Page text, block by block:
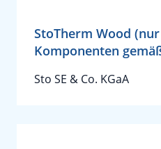
StoTherm Wood
Komponenten
Sto SE & Co. KGaA